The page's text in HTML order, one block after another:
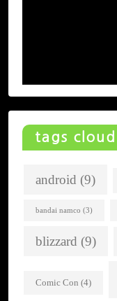
tags cloud
android (9)
bandai namco (3)
blizzard (9)
Comic Con (4)